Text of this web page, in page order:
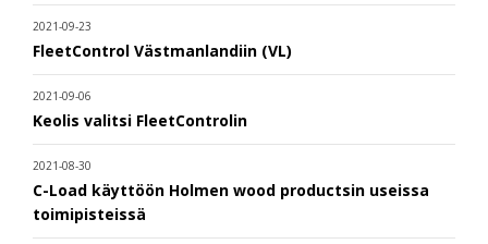
2021-09-23
FleetControl Västmanlandiin (VL)
2021-09-06
Keolis valitsi FleetControlin
2021-08-30
C-Load käyttöön Holmen wood productsin useissa
toimipisteissä